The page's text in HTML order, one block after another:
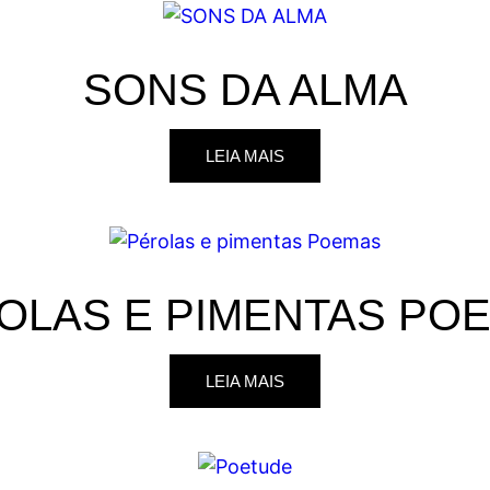
SONS DA ALMA
LEIA MAIS
E PIMENTAS
LEIA MAIS